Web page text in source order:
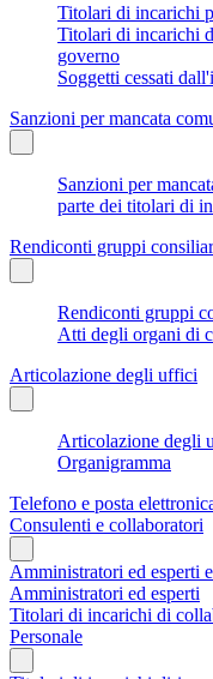
Titolari di incarichi
Titolari di incarichi
governo
Soggetti cessati
Sanzioni per mancata
Sanzioni per
parte dei titolari di
Rendiconti gruppi
Rendiconti gruppi
Atti degli organi di
Articolazione degli uffici
Articolazione degli
Organigramma
Telefono e posta
Consulenti e collaboratori
Amministratori ed esperti
Amministratori ed esperti
Titolari di incarichi di
Personale